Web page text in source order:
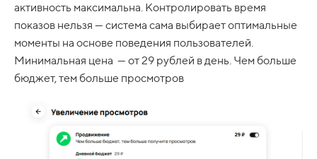
активность максимальна. Контролировать время
показов нельзя — система сама выбирает оптимальные
моменты на основе поведения пользователей.
Минимальная цена — от 29 рублей в день. Чем больше
бюджет, тем больше просмотров